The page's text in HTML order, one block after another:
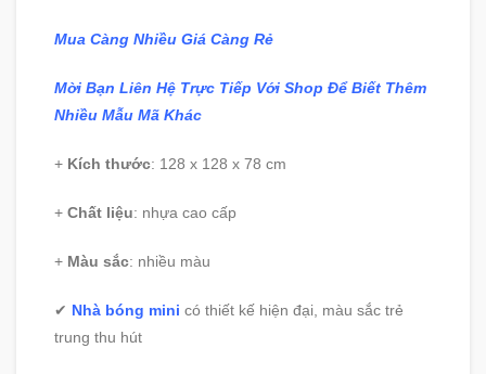
Mua Càng Nhiều Giá Càng Rẻ
Mời Bạn Liên Hệ Trực Tiếp Với Shop Để Biết Thêm
Nhiều Mẫu Mã Khác
+ Kích thước: 128 x 128 x 78 cm
+ Chất liệu: nhựa cao cấp
+ Màu sắc: nhiều màu
✔ Nhà bóng mini có thiết kế hiện đại, màu sắc trẻ
trung thu hút